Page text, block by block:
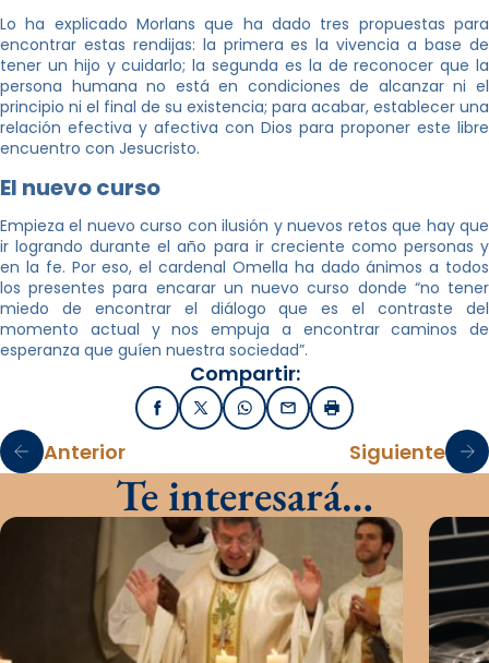
Lo ha explicado Morlans que ha dado tres propuestas para
encontrar estas rendijas: la primera es la vivencia a base de
tener un hijo y cuidarlo; la segunda es la de reconocer que la
persona humana no está en condiciones de alcanzar ni el
principio ni el final de su existencia; para acabar, establecer una
relación efectiva y afectiva con Dios para proponer este libre
encuentro con Jesucristo.
El nuevo curso
Empieza el nuevo curso con ilusión y nuevos retos que hay que
ir logrando durante el año para ir creciente como personas y
en la fe. Por eso, el cardenal Omella ha dado ánimos a todos
los presentes para encarar un nuevo curso donde “no tener
miedo de encontrar el diálogo que es el contraste del
momento actual y nos empuja a encontrar caminos de
esperanza que guíen nuestra sociedad”.
Compartir:
FacebookX / TwitterWhatsApp
EmailImprimir
Anterior Siguiente
Te interesará…